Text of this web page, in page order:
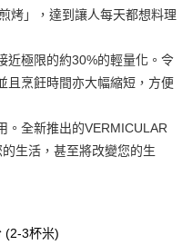
費
烤」，達到讓人每天都想料理
近極限的約30%的輕量化。令
且烹飪時間亦大幅縮短，方便
。全新推出的VERMICULAR
生活，甚至將改變您的生
(2-3杯米)